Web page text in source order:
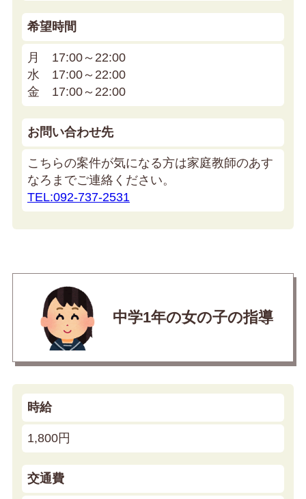
希望時間
月 17:00～22:00
水 17:00～22:00
金 17:00～22:00
お問い合わせ先
こちらの案件が気になる方は家庭教師のあす
なろまでご連絡ください。
TEL:092-737-2531
中学1年の女の子の指導
時給
1,800円
交通費